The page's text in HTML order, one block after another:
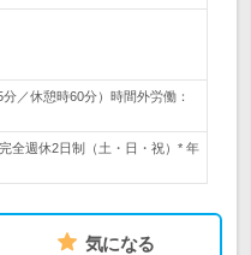
／休憩時60分）時間外労働：
全週休2日制（土・日・祝）* 年
気になる